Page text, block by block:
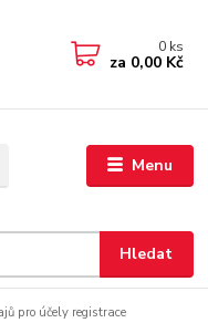
Menu
Hledat
0 ks
za 0,00 Kč
pro účely registrace